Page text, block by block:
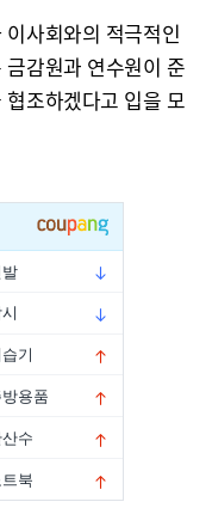
사회와의 적극적인
감원과 연수원이 준
조하겠다고 입을 모